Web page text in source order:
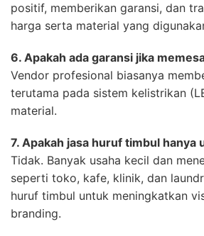
positif, memberikan garansi, dan
harga serta material yang
6. Apakah ada garansi jika
Vendor profesional biasanya
terutama pada sistem kelistrikan
material.
7. Apakah jasa huruf timbul hanya
Tidak. Banyak usaha kecil dan
seperti toko, kafe, klinik, dan
huruf timbul untuk meningkatkan
branding.